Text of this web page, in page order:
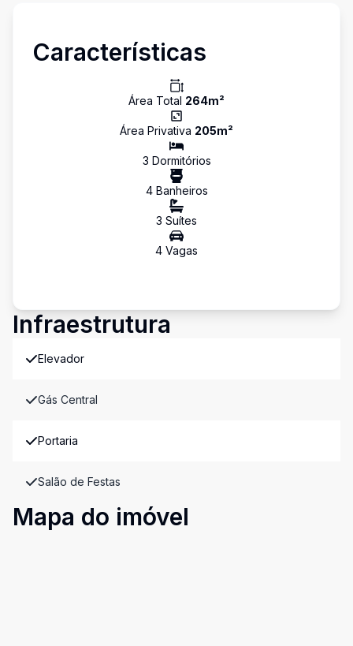
Características
Área Total 264m²
Área Privativa 205m²
3 Dormitórios
4Banheiros
3 Suítes
4 Vagas
Infraestrutura
Elevador
Gás Central
Portaria
Salão de Festas
Mapa do imóvel